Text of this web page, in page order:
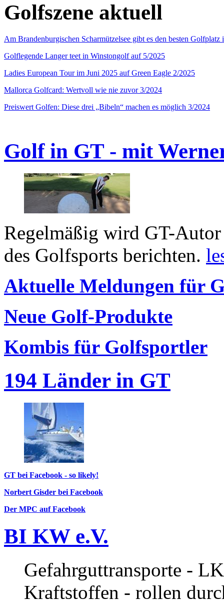
Golfszene aktuell
Am Brandenburgischen Scharmützelsee gibt es den besten
Golflegende Langer teet in Winstongolf auf 5/2025
Ladies European Tour im Juni 2025 auf Green Eagle 2/2025
Mallorca Golfcard: Wertvoll wie nie zuvor 3/2024
Preiswert Golfen: Diese drei „Bibeln“ machen es möglich 3/2024
Golf in GT - mit
Regelmäßig wird GT-
des Golfsports berichten.
Aktuelle Meldungen für
Neue Golf-Produkte
Kombis für Golfsportler
194 Länder in GT
GT bei Facebook - so likely!
Norbert Gisder bei Facebook
Der MPC auf Facebook
BI KW e.V.
Gefahrguttransporte -
Kraftstoffen - rollen